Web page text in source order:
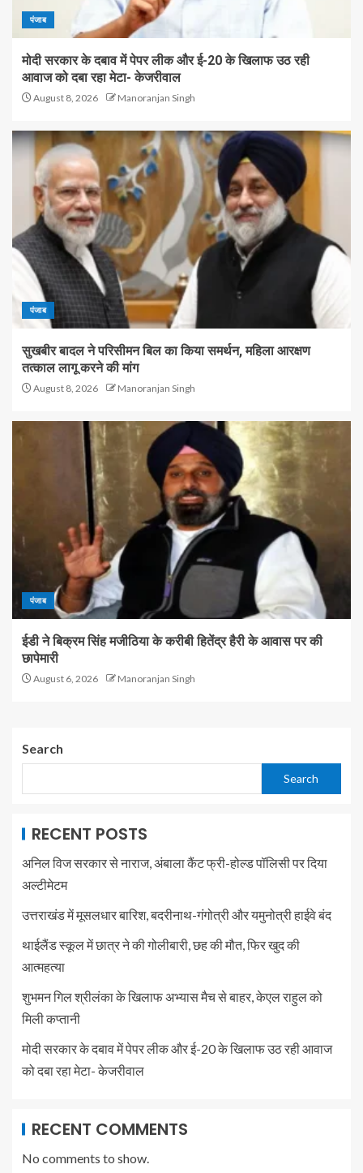
पंजाब
मोदी सरकार के दबाव में पेपर लीक और ई-20 के खिलाफ उठ रही
आवाज को दबा रहा मेटा- केजरीवाल
August 8, 2026 Manoranjan Singh
पंजाब
सुखबीर बादल ने परिसीमन बिल का किया समर्थन, महिला आरक्षण
तत्काल लागू करने की मांग
August 8, 2026 Manoranjan Singh
पंजाब
ईडी ने बिक्रम सिंह मजीठिया के करीबी हितेंद्र हैरी के आवास पर की
छापेमारी
August 6, 2026 Manoranjan Singh
Search
Search
RECENT POSTS
अनिल विज सरकार से नाराज, अंबाला कैंट फ्री-होल्ड पॉलिसी पर दिया
अल्टीमेटम
उत्तराखंड में मूसलधार बारिश, बदरीनाथ-गंगोत्री और यमुनोत्री हाईवे बंद
थाईलैंड स्कूल में छात्र ने की गोलीबारी, छह की मौत, फिर खुद की
आत्महत्या
शुभमन गिल श्रीलंका के खिलाफ अभ्यास मैच से बाहर, केएल राहुल को
मिली कप्तानी
मोदी सरकार के दबाव में पेपर लीक और ई-20 के खिलाफ उठ रही आवाज
को दबा रहा मेटा- केजरीवाल
RECENT COMMENTS
No comments to show.